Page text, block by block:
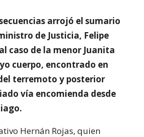
arrojó el sumario
de Justicia, Felipe
caso de la menor Juanita
cuerpo, encontrado en
terremoto y posterior
vía encomienda desde
Hernán Rojas, quien